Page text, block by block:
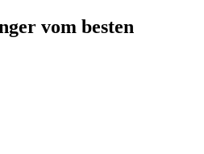
vom besten